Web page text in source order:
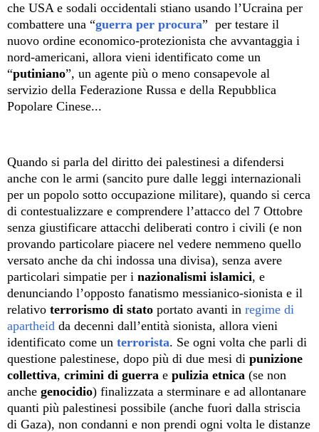
che USA e sodali occidentali stiano usando l’Ucraina per
combattere una “guerra per procura” per testare il
nuovo ordine economico-protezionista che avvantaggia i
nord-americani, allora vieni identificato come un
“putiniano”, un agente più o meno consapevole al
servizio della Federazione Russa e della Repubblica
Popolare Cinese...
Quando si parla del diritto dei palestinesi a difendersi
anche con le armi (sancito pure dalle leggi internazionali
per un popolo sotto occupazione militare), quando si cerca
di contestualizzare e comprendere l’attacco del 7 Ottobre
senza giustificare attacchi deliberati contro i civili (e non
provando particolare piacere nel vedere nemmeno quello
versato anche da chi indossa una divisa), senza avere
particolari simpatie per i nazionalismi islamici, e
denunciando l’opposto fanatismo messianico-sionista e il
relativo terrorismo di stato portato avanti in regime di
apartheid da decenni dall’entità sionista, allora vieni
identificato come un terrorista. Se ogni volta che parli di
questione palestinese, dopo più di due mesi di punizione
collettiva, crimini di guerra e pulizia etnica (se non
anche genocidio) finalizzata a sterminare e ad allontanare
quanti più palestinesi possibile (anche fuori dalla striscia
di Gaza), non condanni e non prendi ogni volta le distanze